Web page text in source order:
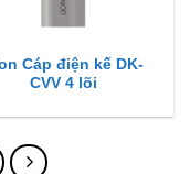
Cáp điện kế DK-
CVV 4 lõi